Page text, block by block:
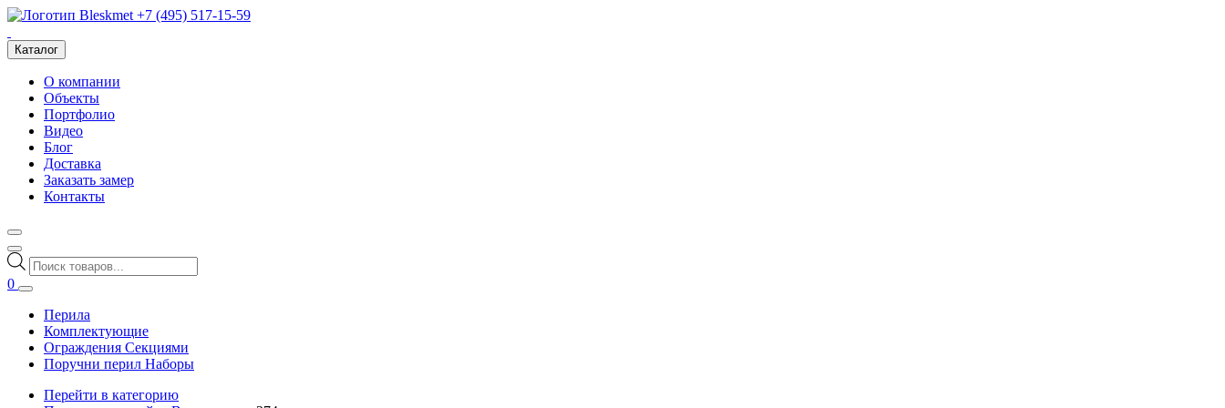
+7 (495) 517-15-59
Каталог
О компании
Объекты
Портфолио
Видео
Блог
Доставка
Заказать замер
Контакты
Поиск
товаров
0
Перила
Комплектующие
Ограждения Секциями
Поручни перил Наборы
Перейти в категорию